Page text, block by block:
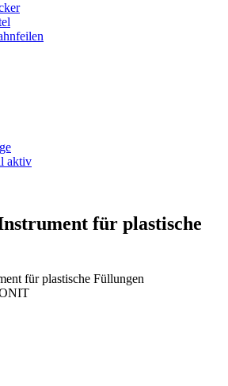
aktiv
für plastische